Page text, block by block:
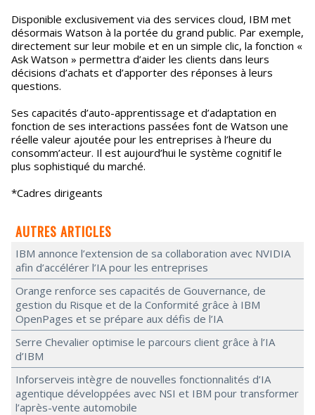
Disponible exclusivement via des services cloud, IBM met
désormais Watson à la portée du grand public. Par exemple,
directement sur leur mobile et en un simple clic, la fonction «
Ask Watson » permettra d’aider les clients dans leurs
décisions d’achats et d’apporter des réponses à leurs
questions.
Ses capacités d’auto-apprentissage et d’adaptation en
fonction de ses interactions passées font de Watson une
réelle valeur ajoutée pour les entreprises à l’heure du
consomm’acteur. Il est aujourd’hui le système cognitif le
plus sophistiqué du marché.
*Cadres dirigeants
AUTRES ARTICLES
IBM annonce l’extension de sa collaboration avec NVIDIA
afin d’accélérer l’IA pour les entreprises
Orange renforce ses capacités de Gouvernance, de
gestion du Risque et de la Conformité grâce à IBM
OpenPages et se prépare aux défis de l’IA
Serre Chevalier optimise le parcours client grâce à l’IA
d’IBM
Inforserveis intègre de nouvelles fonctionnalités d’IA
agentique développées avec NSI et IBM pour transformer
l’après-vente automobile